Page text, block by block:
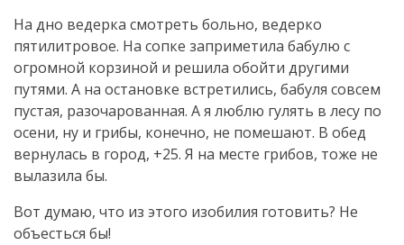
На дно ведерка смотреть больно, ведерко
пятилитровое. На сопке заприметила бабулю с
огромной корзиной и решила обойти другими
путями. А на остановке встретились, бабуля совсем
пустая, разочарованная. А я люблю гулять в лесу по
осени, ну и грибы, конечно, не помешают. В обед
вернулась в город, +25. Я на месте грибов, тоже не
вылазила бы.
Вот думаю, что из этого изобилия готовить? Не
объесться бы!